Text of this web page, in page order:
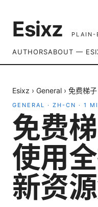
Esixz PLAIN-
AUTHORSABOUT —
Esixz › General › 免费梯
GENERAL · ZH-CN · 1
免费
使用
新资